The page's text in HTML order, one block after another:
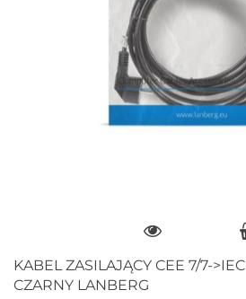
KABEL ZASILAJĄCY CEE 7/7-
CZARNY LANBERG